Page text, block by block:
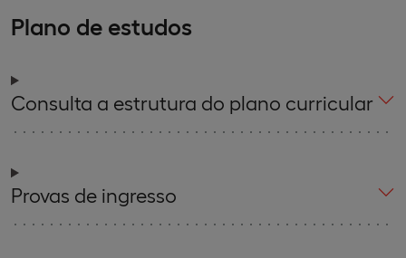
Plano de estudos
Consulta a estrutura do plano curricular
Provas de ingresso